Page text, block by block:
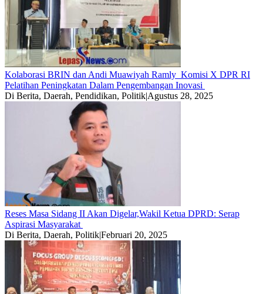
Kolaborasi BRIN dan Andi Muawiyah Ramly Komisi X DPR RI
Pelatihan Peningkatan Dalam Pengembangan Inovasi
Di Berita, Daerah, Pendidikan, Politik|Agustus 28, 2025
Reses Masa Sidang II Akan Digelar,Wakil Ketua DPRD: Serap
Aspirasi Masyarakat
Di Berita, Daerah, Politik|Februari 20, 2025